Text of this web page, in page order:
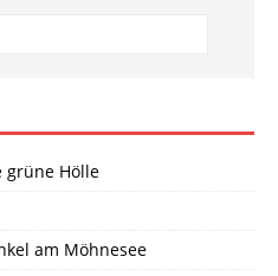
grüne Hölle
am Möhnesee